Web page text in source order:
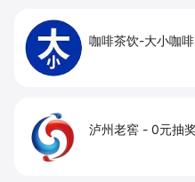
咖啡茶饮-大小咖啡
泸州老窖 - 0元抽